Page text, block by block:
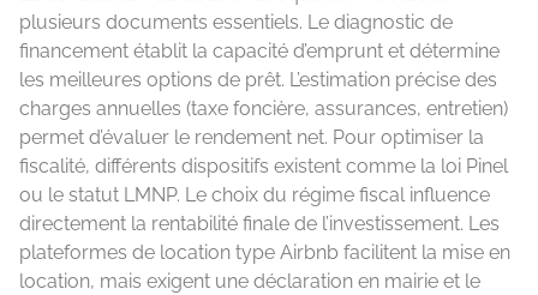
plusieurs documents essentiels. Le diagnostic de
financement établit la capacité d’emprunt et détermine
les meilleures options de prêt. L’estimation précise des
charges annuelles (taxe foncière, assurances, entretien)
permet d’évaluer le rendement net. Pour optimiser la
fiscalité, différents dispositifs existent comme la loi Pinel
ou le statut LMNP. Le choix du régime fiscal influence
directement la rentabilité finale de l’investissement. Les
plateformes de location type Airbnb facilitent la mise en
location, mais exigent une déclaration en mairie et le